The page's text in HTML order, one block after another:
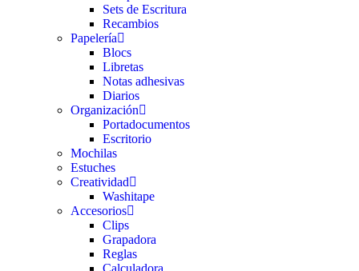
Sets de Escritura
Recambios
Papelería
Blocs
Libretas
Notas adhesivas
Diarios
Organización
Portadocumentos
Escritorio
Mochilas
Estuches
Creatividad
Washitape
Accesorios
Clips
Grapadora
Reglas
Calculadora